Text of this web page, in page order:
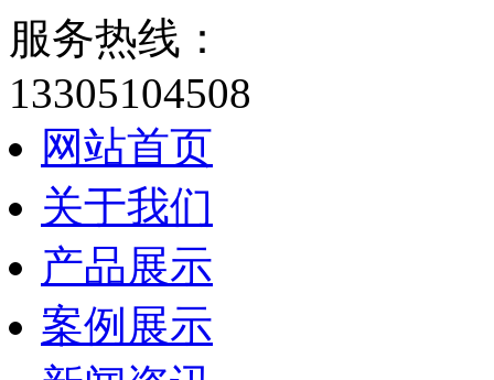
服务热线：
13305104508
网站首页
关于我们
产品展示
案例展示